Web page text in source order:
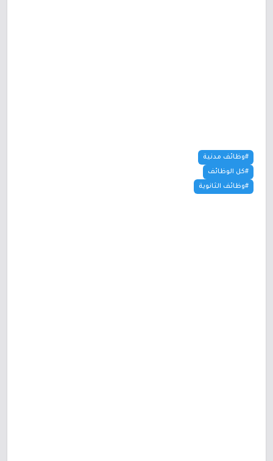
#وظائف مدنية
#كل الوظائف
#وظائف الثانوية